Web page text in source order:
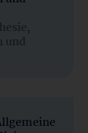
und